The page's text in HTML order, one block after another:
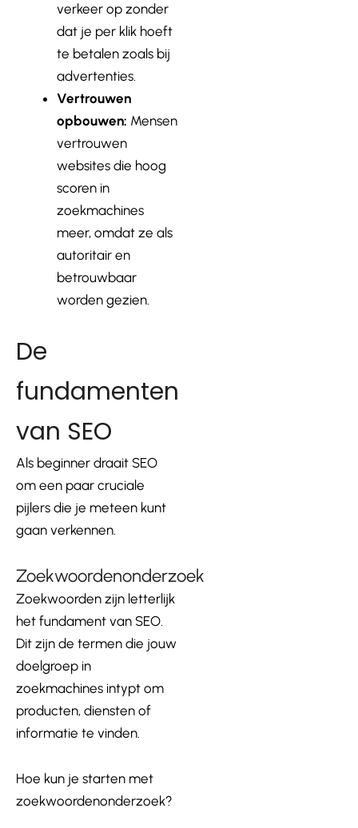
verkeer op zonder
dat je per klik hoeft
te betalen zoals bij
advertenties.
Vertrouwen
opbouwen: Mensen
vertrouwen
websites die hoog
scoren in
zoekmachines
meer, omdat ze als
autoritair en
betrouwbaar
worden gezien.
De
fundamenten
van SEO
Als beginner draait SEO
om een paar cruciale
pijlers die je meteen kunt
gaan verkennen.
Zoekwoordenonderzoek
Zoekwoorden zijn letterlijk
het fundament van SEO.
Dit zijn de termen die jouw
doelgroep in
zoekmachines intypt om
producten, diensten of
informatie te vinden.
Hoe kun je starten met
zoekwoordenonderzoek?